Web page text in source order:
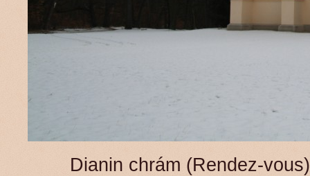
Dianin chrám (Rendez-